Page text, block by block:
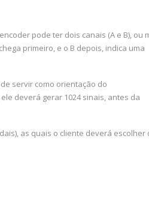
pode ter dois canais (A e B), ou
primeiro, e o B depois, indica uma
servir como orientação do
deverá gerar 1024 sinais, antes da
as quais o cliente deverá escolher